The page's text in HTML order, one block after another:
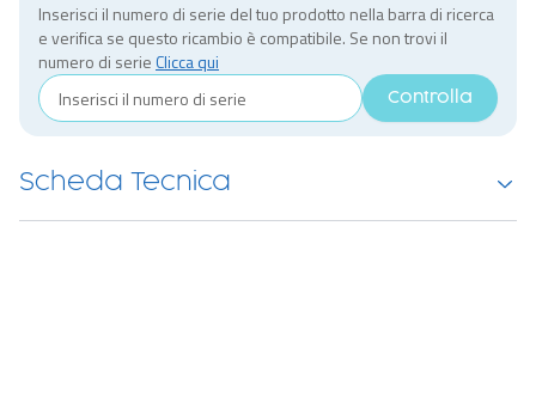
Inserisci il numero di serie del tuo prodotto nella barra di ricerca
e verifica se questo ricambio è compatibile. Se non trovi il
numero di serie Clicca qui
Controlla
Scheda Tecnica